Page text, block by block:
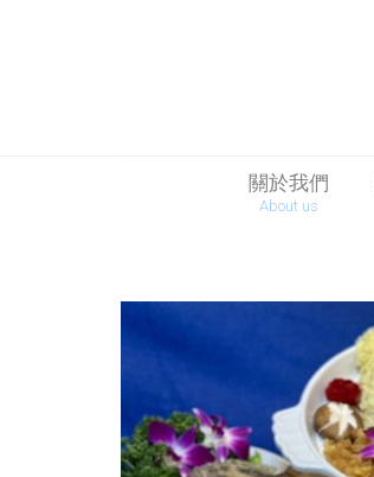
關於我們
About us